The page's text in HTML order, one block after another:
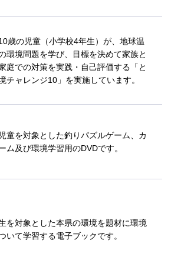
歳の児童（小学校4年生）が、地球温
環境問題を学び、目標を決めて家族と
庭での対策を実践・自己評価する「と
チャレンジ10」を実施しています。
童を対象とした釣りパズルゲーム、カ
ム及び環境学習用のDVDです。
を対象とした本県の環境を題材に環境
いて学習する電子ブックです。